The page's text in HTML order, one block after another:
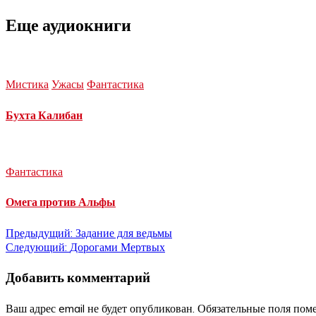
Еще аудиокниги
Мистика Ужасы Фантастика
Бухта Калибан
Фантастика
Омега против Альфы
Навигация
записям
Предыдущий: Задание для ведьмы
Следующий: Дорогами Мертвых
Добавить комментарий
Ваш адрес email не будет опубликован. Обязательные поля